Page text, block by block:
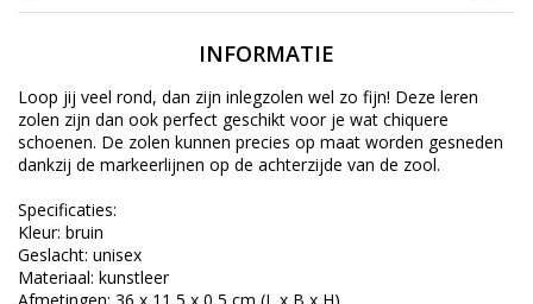
INFORMATIE
Loop jij veel rond, dan zijn inlegzolen wel zo fijn! Deze leren
zolen zijn dan ook perfect geschikt voor je wat chiquere
schoenen. De zolen kunnen precies op maat worden gesneden
dankzij de markeerlijnen op de achterzijde van de zool.
Specificaties:
Kleur: bruin
Geslacht: unisex
Materiaal: kunstleer